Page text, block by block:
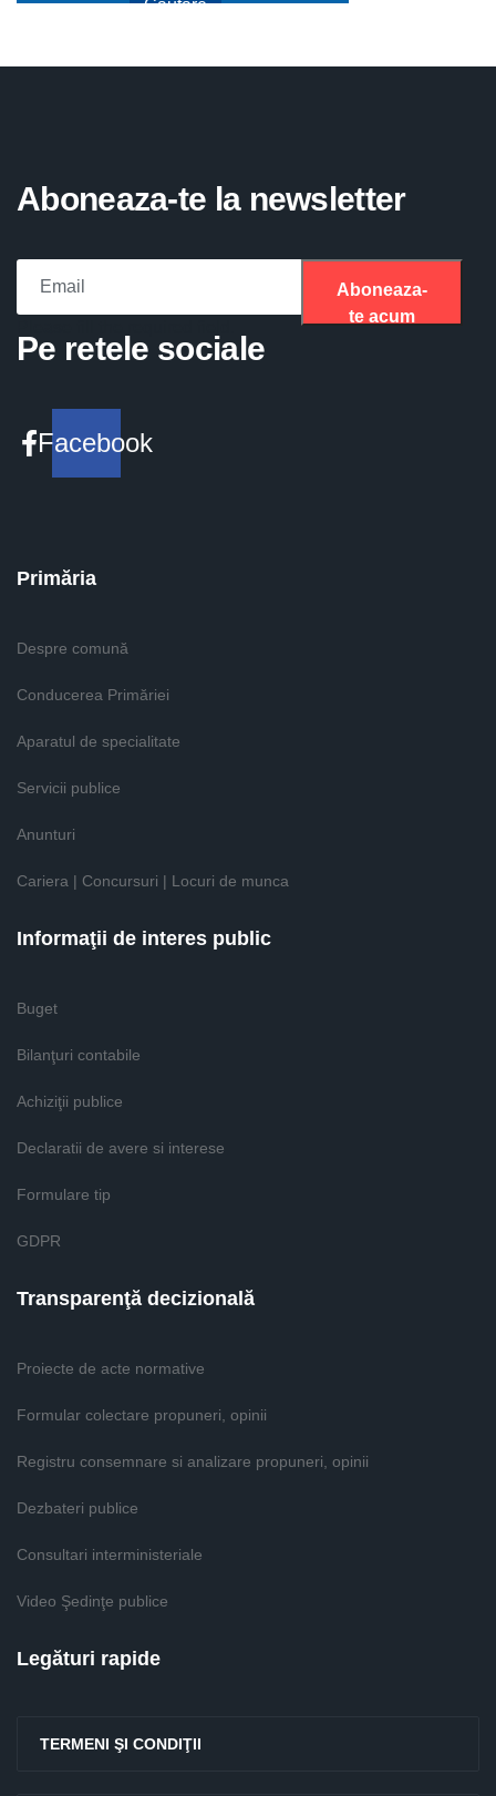
Aboneaza-te la newsletter
Aboneaza-
te acum
Pe retele sociale
Facebook
Primăria
Despre comună
Conducerea Primăriei
Aparatul de specialitate
Servicii publice
Anunturi
Cariera | Concursuri | Locuri de munca
Informaţii de interes public
Buget
Bilanţuri contabile
Achiziţii publice
Declaratii de avere si interese
Formulare tip
GDPR
Transparenţă decizională
Proiecte de acte normative
Formular colectare propuneri, opinii
Registru consemnare si analizare propuneri, opinii
Dezbateri publice
Consultari interministeriale
Video Şedinţe publice
Legături rapide
TERMENI ŞI CONDIŢII